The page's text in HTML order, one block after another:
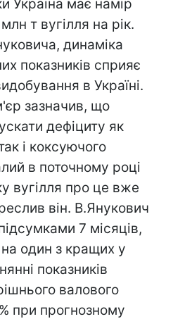
Україна має намір
т вугілля на рік.
динаміка
показників сприяє
в Україні.
зазначив, що
дефіциту як
і коксуючого
в поточному році
вугілля про це вже
він. В.Янукович
7 місяців,
один з кращих у
показників
валового
при прогнозному